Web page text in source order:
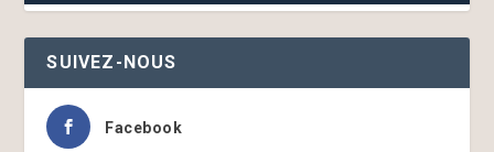
SUIVEZ-NOUS
Facebook